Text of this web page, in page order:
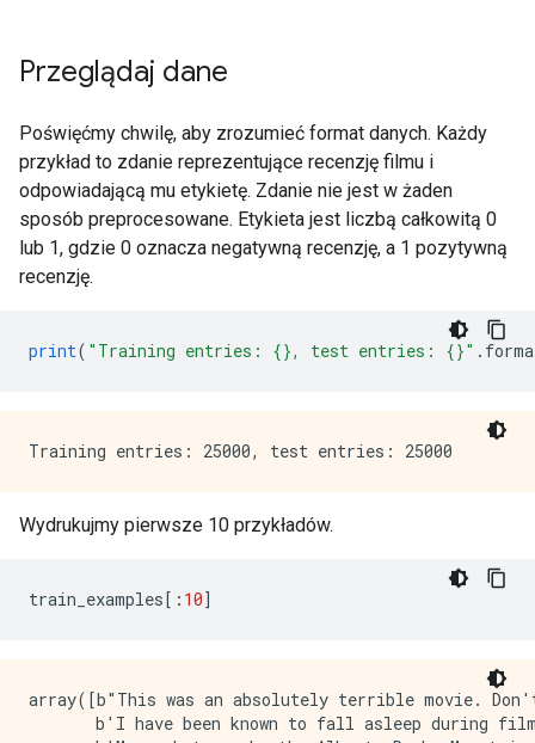
Przeglądaj dane
Poświęćmy chwilę, aby zrozumieć format danych. Każdy
przykład to zdanie reprezentujące recenzję filmu i
odpowiadającą mu etykietę. Zdanie nie jest w żaden
sposób preprocesowane. Etykieta jest liczbą całkowitą 0
lub 1, gdzie 0 oznacza negatywną recenzję, a 1 pozytywną
recenzję.
print( "Training entries: {}, test entries: {}" .
Wydrukujmy pierwsze 10 przykładów.
train_examples[: 10]
array([b"This was an absolutely terrible movie. Don't be lured in by Christopher Walken or Michael Ironside. Both are great actors, but this must simply be their worst role in history. Even their great acting could not redeem this movie's ridiculous storyline. This movie is an early nineties US propaganda piece. The most pathetic scenes were those when the Columbian rebels were making their cases for revolutions. Maria Conchita Alonso appeared phony, and her pseudo-love affair with Walken was nothing but a pathetic emotional plug in a movie that was devoid of any real meaning. I am disappointed that there are movies like this, ruining actor's like Christopher Walken's good name. I could barely sit